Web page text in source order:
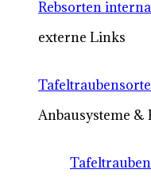
Rebsorten
externe Links
Anbausysteme &